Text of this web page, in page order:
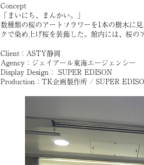
Concept
「まいにち、まんかい。」
数種類の桜のアートフラワーを1本の樹木に
クで染め上げ桜を装飾した。館内には、桜の
Client：ASTY静岡
Agency：ジェイアール東海エージェンシー
Display Design： SUPER EDISON
Production：TK企画製作所 / SUPER